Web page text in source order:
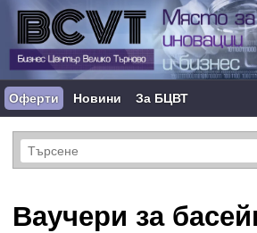
Оферти Новини За БЦВТ
Ваучери за